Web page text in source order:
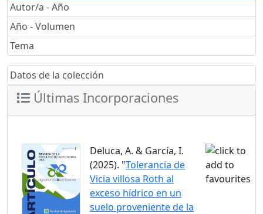
Autor/a - Año
Año - Volumen
Tema
Datos de la colección
Últimas Incorporaciones
Deluca, A. & García, I.
(2025). "Tolerancia de
Vicia villosa Roth al
exceso hídrico en un
suelo proveniente de la